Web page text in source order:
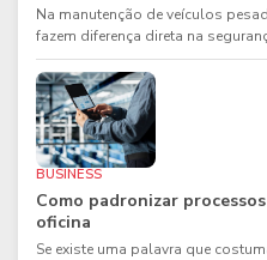
Na manutenção de veículos
fazem diferença direta na
BUSINESS
Como padronizar
oficina
Se existe uma palavra que